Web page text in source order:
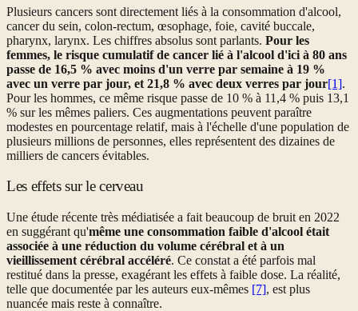
Plusieurs cancers sont directement liés à la consommation d'alcool,
cancer du sein, colon-rectum, œsophage, foie, cavité buccale,
pharynx, larynx. Les chiffres absolus sont parlants. Pour les
femmes, le risque cumulatif de cancer lié à l'alcool d'ici à 80 ans
passe de 16,5 % avec moins d'un verre par semaine à 19 %
avec un verre par jour, et 21,8 % avec deux verres par jour[1].
Pour les hommes, ce même risque passe de 10 % à 11,4 % puis 13,1
% sur les mêmes paliers. Ces augmentations peuvent paraître
modestes en pourcentage relatif, mais à l'échelle d'une population de
plusieurs millions de personnes, elles représentent des dizaines de
milliers de cancers évitables.
Les effets sur le cerveau
Une étude récente très médiatisée a fait beaucoup de bruit en 2022
en suggérant qu'même une consommation faible d'alcool était
associée à une réduction du volume cérébral et à un
vieillissement cérébral accéléré. Ce constat a été parfois mal
restitué dans la presse, exagérant les effets à faible dose. La réalité,
telle que documentée par les auteurs eux-mêmes [7], est plus
nuancée mais reste à connaître.